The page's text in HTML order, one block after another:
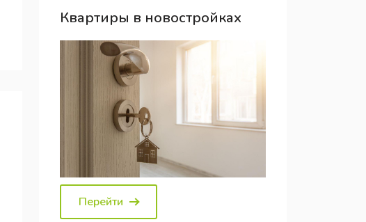
Квартиры в новостройках
Перейти